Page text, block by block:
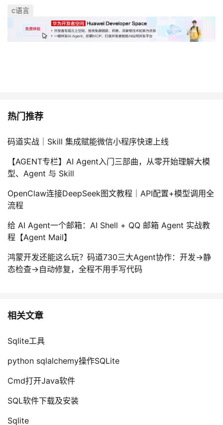
c语言
热门推荐
码道实战｜Skill 集成赋能微信小程序快速上线
【AGENT专栏】AI Agent入门三部曲，从零开始理解大模
型、Agent 与 Skill
OpenClaw连接DeepSeek图文教程｜API配置+模型调用全
流程
给 AI Agent一个邮箱：AI Shell + QQ 邮箱 Agent 实战教
程【Agent Mail】
鸿蒙开发还能这么玩？码道730三大Agent协作：开发→静
态检查→自动修复，全程不用手写代码
相关文章
Sqlite工具
python sqlalchemy操作SQLite
Cmd打开Java软件
SQL软件下载及安装
Sqlite